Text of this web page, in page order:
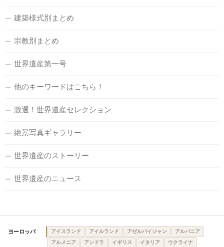
建築様式別まとめ
宗教別まとめ
世界遺産第一号
他のキーワードはこちら！
激選！世界遺産セレクション
絶景写真ギャラリー
世界遺産のストーリー
世界遺産のニュース
ヨーロッパ アイスランド アイルランド アゼルバイジャン
アルバニア
アルメニア
アンドラ イギリス イタリア
ウクライナ